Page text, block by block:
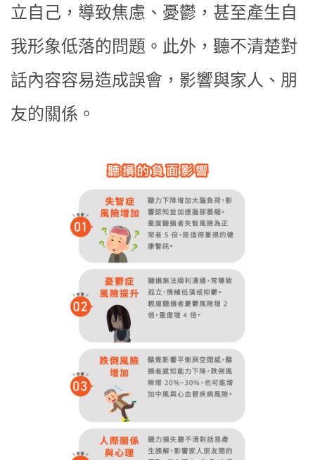
立自己，導致焦慮、憂鬱，甚至產生自
我形象低落的問題。此外，聽不清楚對
話內容容易造成誤會，影響與家人、朋
友的關係。